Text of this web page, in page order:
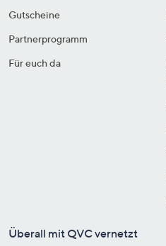
Gutscheine
Partnerprogramm
Für euch da
Überall mit QVC vernetzt